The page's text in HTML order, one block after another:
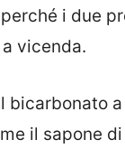
i due
vicenda.
bicarbonato a
il sapone